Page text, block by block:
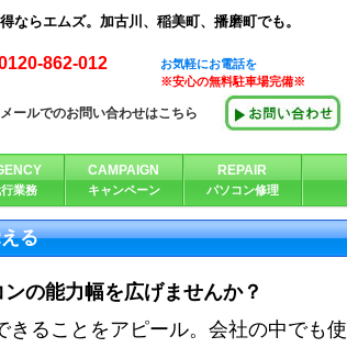
らエムズ。加古川、稲美町、播磨町でも。
862-012
お気軽にお電話を
※安心の無料駐車場完備※
メールでのお問い合わせはこちら
る
の能力幅を広げませんか？
ることをアピール。会社の中でも使
業務
CAMPAIGN
キャンペーン
REPAIR
パソコン修理